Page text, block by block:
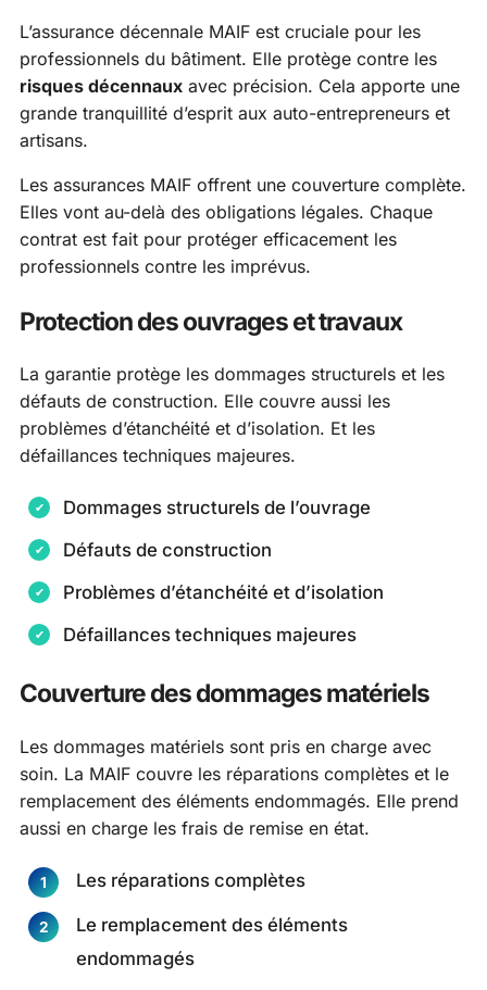
L’assurance décennale MAIF est cruciale pour les
professionnels du bâtiment. Elle protège contre les
risques décennaux avec précision. Cela apporte une
grande tranquillité d’esprit aux auto-entrepreneurs et
artisans.
Les assurances MAIF offrent une couverture complète.
Elles vont au-delà des obligations légales. Chaque
contrat est fait pour protéger efficacement les
professionnels contre les imprévus.
Protection des ouvrages et travaux
La garantie protège les dommages structurels et les
défauts de construction. Elle couvre aussi les
problèmes d’étanchéité et d’isolation. Et les
défaillances techniques majeures.
Dommages structurels de l’ouvrage
Défauts de construction
Problèmes d’étanchéité et d’isolation
Défaillances techniques majeures
Couverture des dommages matériels
Les dommages matériels sont pris en charge avec
soin. La MAIF couvre les réparations complètes et le
remplacement des éléments endommagés. Elle prend
aussi en charge les frais de remise en état.
Les réparations complètes
Le remplacement des éléments
endommagés